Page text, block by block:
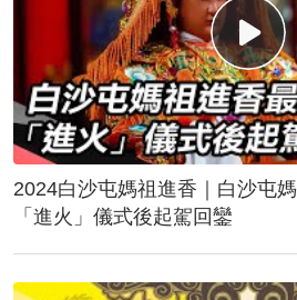
2024白沙屯媽祖進香｜白沙屯
「進火」儀式後起駕回鑾